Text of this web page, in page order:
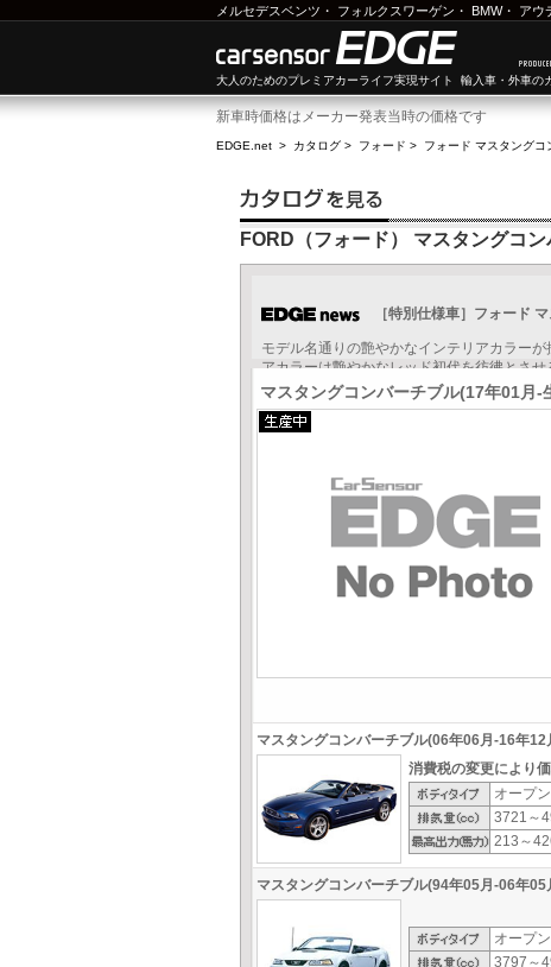
メルセデスベンツ ・ フォルクスワーゲン ・ BMW・ アウ
大人のためのプレミアカーライフ実現サイト 輸入車・外車の
新車時価格はメーカー発表当時の価格です
EDGE.net > カタログ > フォード > フォード マスタングコ
FORD（フォード） マスタングコ
［特別仕様車］フォード
モデル名通りの艶やかなインテリアカラー
アカラーは艶やかなレッド初代を彷彿とさ
マスタングコンバーチブル(17年01月-
マスタングコンバーチブル(06年06月-16年12
消費税の変更により
オープン
3721～
213～
マスタングコンバーチブル(94年05月-06年05
オープン
3797～